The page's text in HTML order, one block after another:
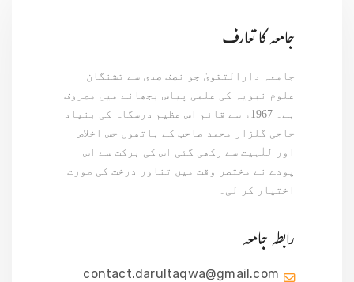
جامعہ کا تعارف
جامعہ دارالتقویٰ جو نصف صدی سے تشنگان
علوم نبویہ کی علمی پیاس بجھانے میں مصروف
ہے۔ 1967ء سے قائم اس عظیم درسگاہ کی بنیاد
حاجی گلزار محمد صاحب کے ہاتھوں جس اخلاص
اور للٰہیت سے رکھی گئی اس کی برکت سے اس
پودے نے مختصر وقت میں تناور درخت کی صورت
اختیار کر لی۔
رابطہ جامعہ
contact.darultaqwa@gmail.com